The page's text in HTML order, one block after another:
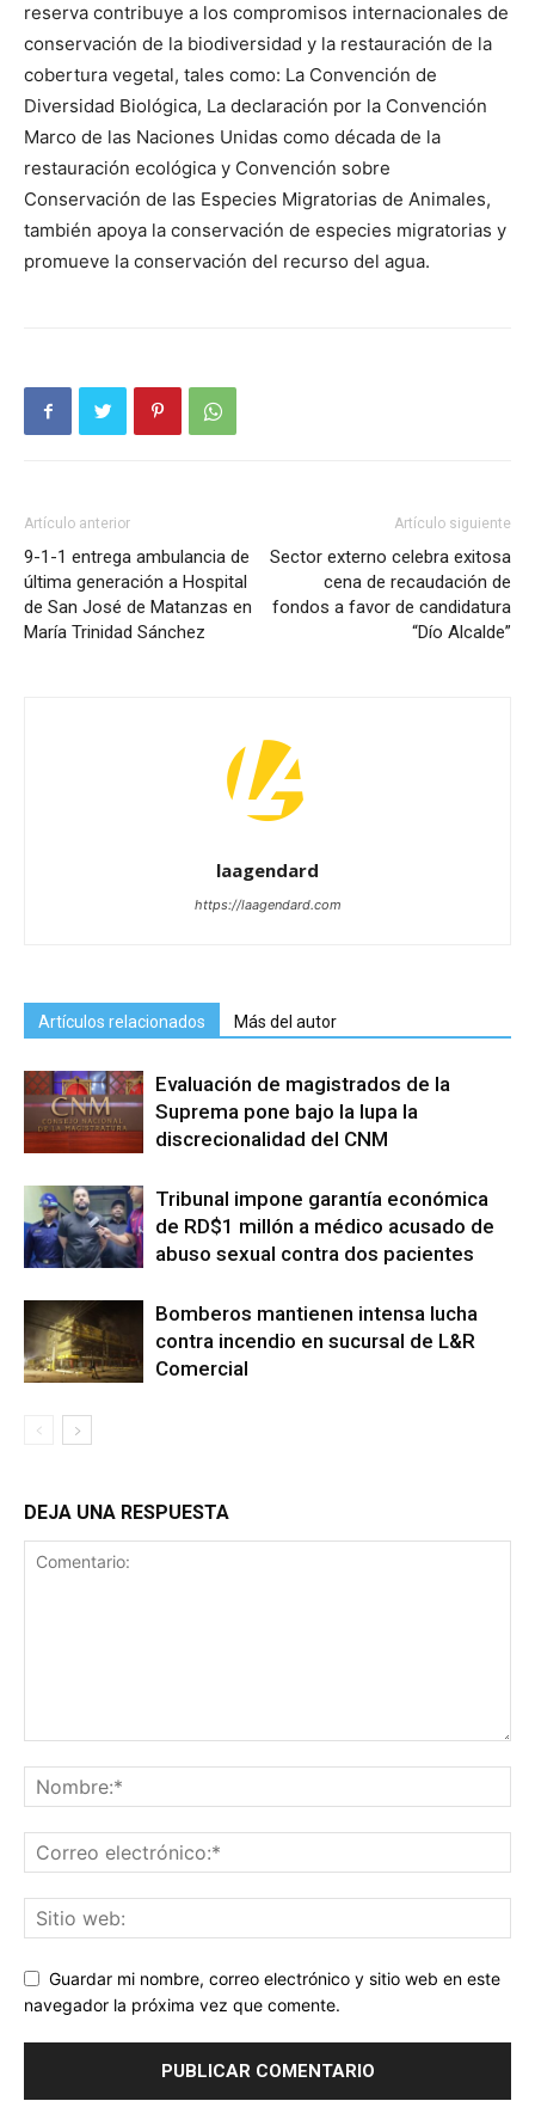
reserva contribuye a los compromisos internacionales de
conservación de la biodiversidad y la restauración de la
cobertura vegetal, tales como: La Convención de
Diversidad Biológica, La declaración por la Convención
Marco de las Naciones Unidas como década de la
restauración ecológica y Convención sobre
Conservación de las Especies Migratorias de Animales,
también apoya la conservación de especies migratorias y
promueve la conservación del recurso del agua.
Artículo anterior
9-1-1 entrega ambulancia de
última generación a Hospital
de San José de Matanzas en
María Trinidad Sánchez
Artículo siguiente
Sector externo celebra exitosa
cena de recaudación de
fondos a favor de candidatura
“Dío Alcalde”
laagendard
https://laagendard.com
Artículos relacionados Más del autor
Evaluación de magistrados de la
Suprema pone bajo la lupa la
discrecionalidad del CNM
Tribunal impone garantía económica
de RD$1 millón a médico acusado de
abuso sexual contra dos pacientes
Bomberos mantienen intensa lucha
contra incendio en sucursal de L&R
Comercial
DEJA UNA RESPUESTA
Guardar mi nombre, correo electrónico y sitio web en este
navegador la próxima vez que comente.